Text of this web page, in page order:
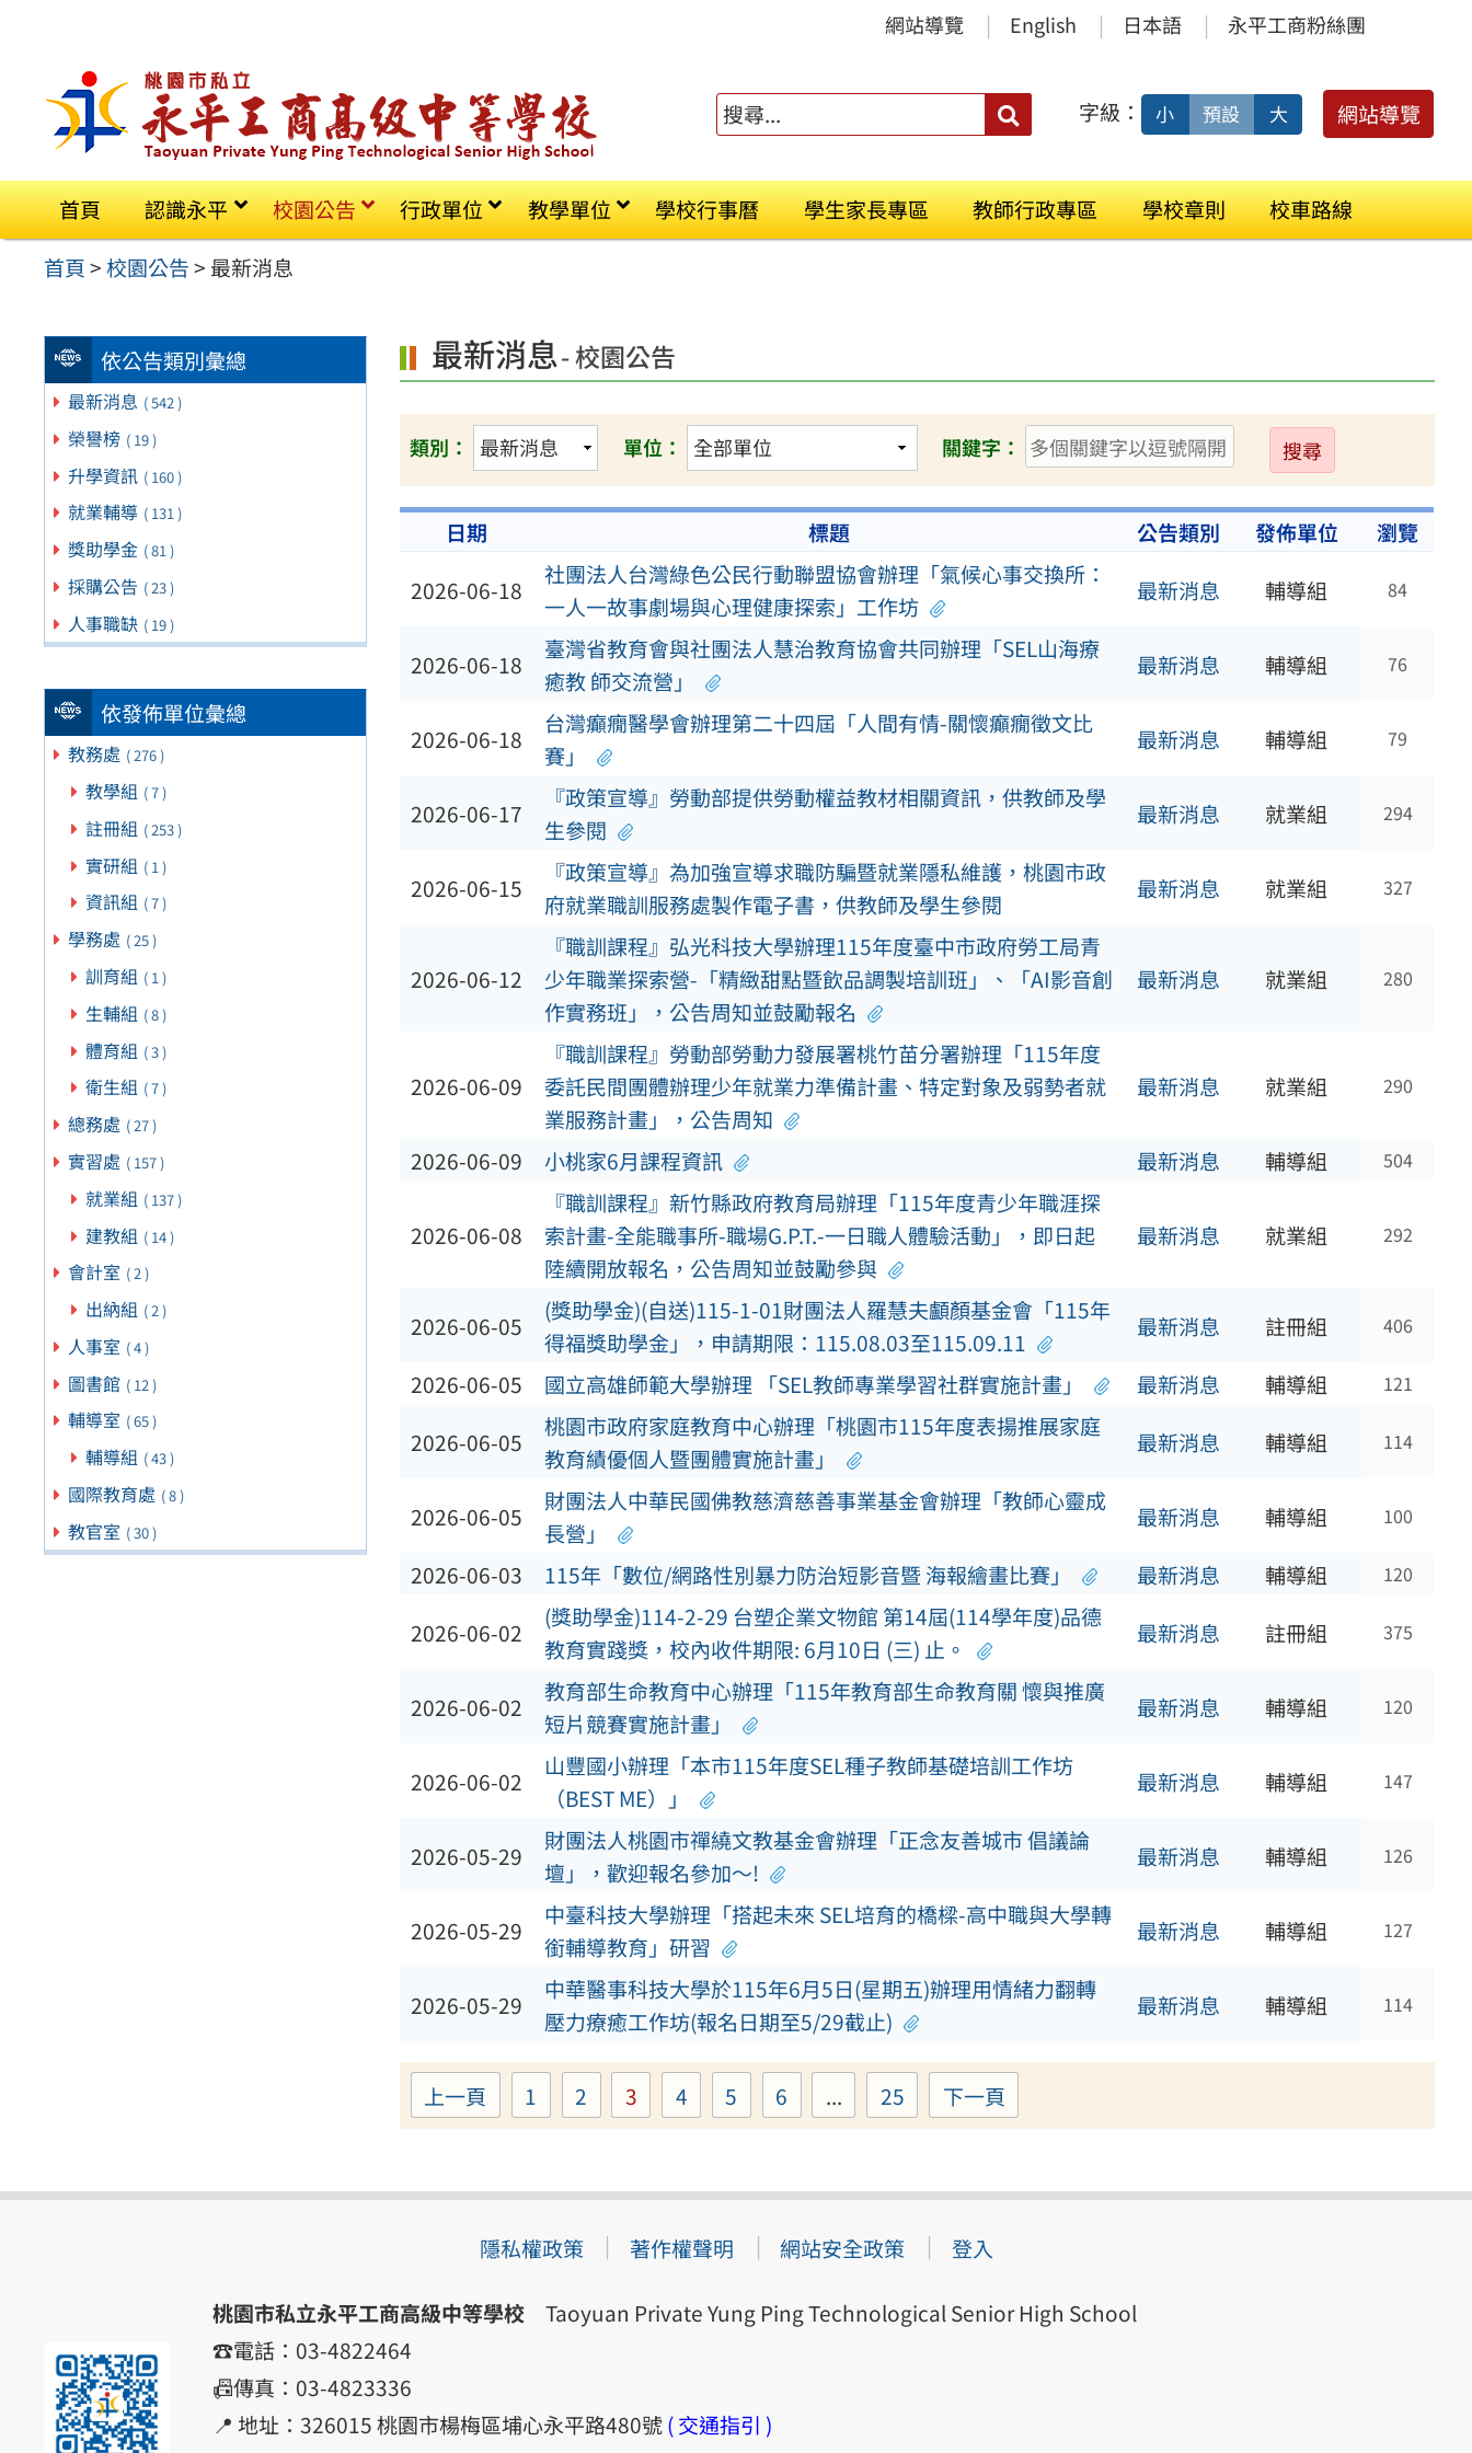
容
區
網站導覽 English 日本語 永平工商粉絲團
搜
字級： 小 預設 大 網站導覽
首頁 認識永平 校園公告 行政單位 教學單位 學校行事曆 學生家長專區 教師行政專區 學校章則
校車路線
首頁>校園公告> 最新消息
依公告類別彙總
最新消息 ( 542 )
榮譽榜 ( 19 )
升學資訊 ( 160 )
就業輔導 ( 131 )
獎助學金 ( 81 )
採購公告 ( 23 )
人事職缺 ( 19 )
依發佈單位彙總
教務處 ( 276 )
教學組 ( 7 )
註冊組 ( 253 )
實研組 ( 1 )
資訊組 ( 7 )
學務處 ( 25 )
訓育組 ( 1 )
生輔組 ( 8 )
體育組 ( 3 )
衛生組 ( 7 )
總務處 ( 27 )
實習處 ( 157 )
就業組 ( 137 )
建教組 ( 14 )
會計室 ( 2 )
出納組 ( 2 )
人事室 ( 4 )
圖書館 ( 12 )
輔導室 ( 65 )
輔導組 ( 43 )
國際教育處 ( 8 )
教官室 ( 30 )
最新消息- 校園公告
類別： 單位： 關鍵字：
送
出
日期 標題 公告類別 發佈單位
瀏覽
2026-06-18
社團法人台灣綠色公民行動聯盟協會辦理「氣候心事交換所：
一人一故事劇場與心理健康探索」工作坊
最新消息 輔導組 84
2026-06-18
臺灣省教育會與社團法人慧治教育協會共同辦理「SEL山海療
癒教 師交流營」
最新消息 輔導組 76
2026-06-18
台灣癲癇醫學會辦理第二十四屆「人間有情-關懷癲癇徵文比
賽」
最新消息 輔導組 79
2026-06-17
『政策宣導』勞動部提供勞動權益教材相關資訊，供教師及學
生參閱
最新消息 就業組 294
2026-06-15
『政策宣導』為加強宣導求職防騙暨就業隱私維護，桃園市政
府就業職訓服務處製作電子書，供教師及學生參閱
最新消息 就業組 327
2026-06-12
『職訓課程』弘光科技大學辦理115年度臺中市政府勞工局青
少年職業探索營-「精緻甜點暨飲品調製培訓班」、「AI影音創
作實務班」，公告周知並鼓勵報名
最新消息 就業組 280
2026-06-09
『職訓課程』勞動部勞動力發展署桃竹苗分署辦理「115年度
委託民間團體辦理少年就業力準備計畫、特定對象及弱勢者就
業服務計畫」，公告周知
最新消息 就業組 290
2026-06-09 小桃家6月課程資訊 最新消息 輔導組 504
2026-06-08
『職訓課程』新竹縣政府教育局辦理「115年度青少年職涯探
索計畫-全能職事所-職場G.P.T.-一日職人體驗活動」，即日起
陸續開放報名，公告周知並鼓勵參與
最新消息 就業組 292
2026-06-05
(獎助學金)(自送)115-1-01財團法人羅慧夫顱顏基金會「115年
得福獎助學金」，申請期限：115.08.03至115.09.11
最新消息 註冊組 406
2026-06-05 國立高雄師範大學辦理 「SEL教師專業學習社群實施計畫」 最新消息 輔導組 121
2026-06-05
桃園市政府家庭教育中心辦理「桃園市115年度表揚推展家庭
教育績優個人暨團體實施計畫」
最新消息 輔導組 114
2026-06-05
財團法人中華民國佛教慈濟慈善事業基金會辦理「教師心靈成
長營」
最新消息 輔導組 100
2026-06-03 115年「數位/網路性別暴力防治短影音暨 海報繪畫比賽」 最新消息 輔導組 120
2026-06-02
(獎助學金)114-2-29 台塑企業文物館 第14屆(114學年度)品德
教育實踐獎，校內收件期限: 6月10日 (三) 止。
最新消息 註冊組 375
2026-06-02
教育部生命教育中心辦理「115年教育部生命教育關 懷與推廣
短片競賽實施計畫」
最新消息 輔導組 120
2026-06-02
山豐國小辦理「本市115年度SEL種子教師基礎培訓工作坊
（BEST ME）」
最新消息 輔導組 147
2026-05-29
財團法人桃園市禪繞文教基金會辦理「正念友善城市 倡議論
壇」，歡迎報名參加～!
最新消息 輔導組 126
2026-05-29
中臺科技大學辦理「搭起未來 SEL培育的橋樑-高中職與大學轉
銜輔導教育」研習
最新消息 輔導組 127
2026-05-29
中華醫事科技大學於115年6月5日(星期五)辦理用情緒力翻轉
壓力療癒工作坊(報名日期至5/29截止)
最新消息 輔導組 114
上一頁 Page
1 Page
2 Page
3 Page
4 Page
5 Page
6 ... Page
25 下一頁
隱私權政策 著作權聲明 網站安全政策 登入
桃園市私立永平工商高級中等學校Taoyuan Private Yung Ping Technological Senior High School
☎️電話：03-4822464
📠傳真：03-4823336
📍 地址：326015 桃園市楊梅區埔心永平路480號( 交通指引 )